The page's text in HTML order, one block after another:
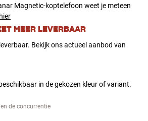
Magnetic-koptelefoon weet je meteen
MEER LEVERBAAR
Bekijk ons actueel aanbod van
in de gekozen kleur of variant.
de concurrentie